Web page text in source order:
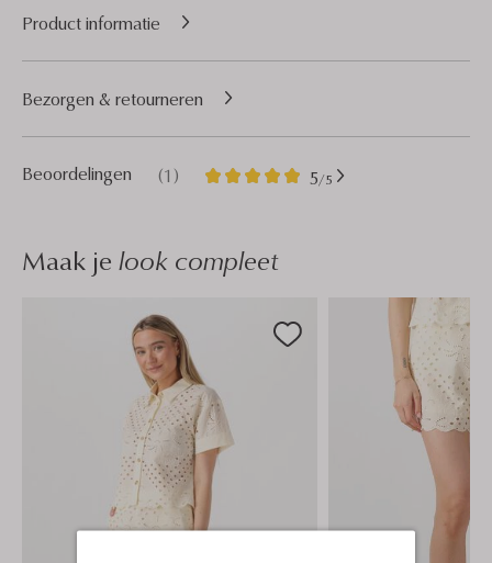
Product informatie
Beoordelingen (1) 5/5
1
5
Bezorgen & retourneren
Maak je look compleet